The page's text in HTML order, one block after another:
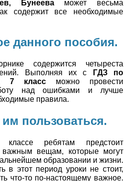
Бунееваможет весьма
содержит все необходимые
данного пособия.
содержится четыреста
Выполняя их с
ГДЗ по
7 класс можно провести
над ошибками и лучше
правила.
пользоваться.
ребятам предстоит
важным вещам, которые могут
образовании и жизни.
в этот период уроки не стоит,
что-то по-настоящему важное.